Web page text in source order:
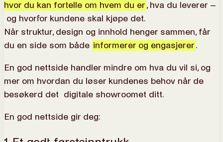
hvor du kan fortelle om hvem du er , hva du leverer –
og hvorfor kundene skal kjøpe det.
Når struktur, design og innhold henger sammen, får
du en side som både informerer og engasjerer .
En god nettside handler mindre om hva du vil si, og
mer om hvordan du løser kundenes behov når de
besøkerd det digitale showroomet ditt.
En god nettside gir deg: